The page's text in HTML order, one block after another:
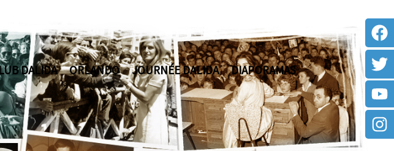
DALIDA ORLANDO JOURNÉE DALIDA DIAPORAMAS